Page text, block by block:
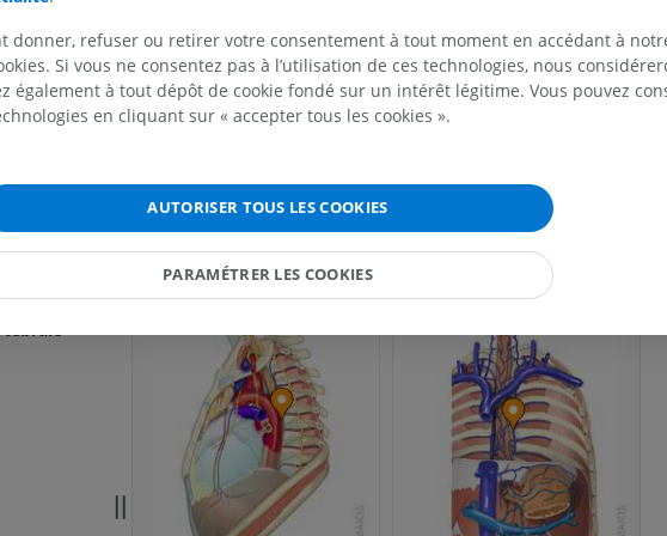
Références
in 1918 – from http://www.bartleby.com/107/).
Galerie
PREMIUM
IRM de l'épaule
IRM
IRM du poignet
IRM du coude
IRM de la main
PREMIUM
PREMIUM
Radiographies du membre
inférieur
IRM de hanche
PREMIUM
IRM du genou
PREMIUM
donner, refuser ou retirer votre consentement à tout moment en accédant à
Si vous ne consentez pas à l’utilisation de ces technologies, nous
également à tout dépôt de cookie fondé sur un intérêt légitime. Vous pouvez
en cliquant sur « accepter tous les cookies ».
AUTORISER TOUS LES COOKIES
PARAMÉTRER LES COOKIES